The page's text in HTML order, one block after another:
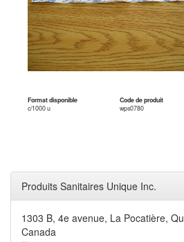
Format disponible
Code de produit
c/1000 u
wps0780
Produits Sanitaires Unique Inc.
1303 B, 4e avenue, La Pocatière,
Canada